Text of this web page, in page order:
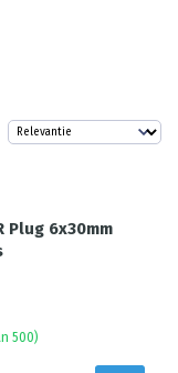
Plug 6x30mm
500)